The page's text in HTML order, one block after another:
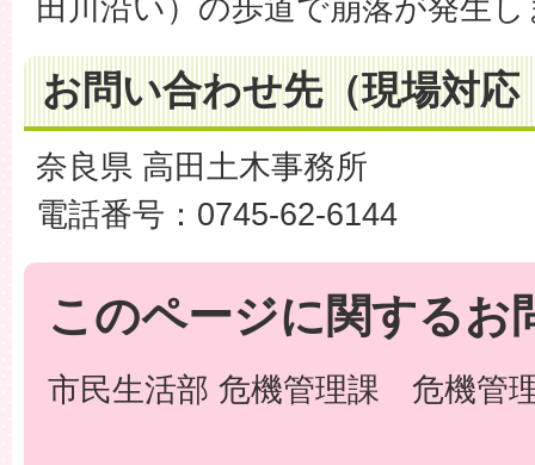
田川沿い）の歩道で崩落が発生
お問い合わせ先（現場対
奈良県 高田土木事務所
電話番号：0745-62-6144
このページに関するお
市民生活部 危機管理課 危機管